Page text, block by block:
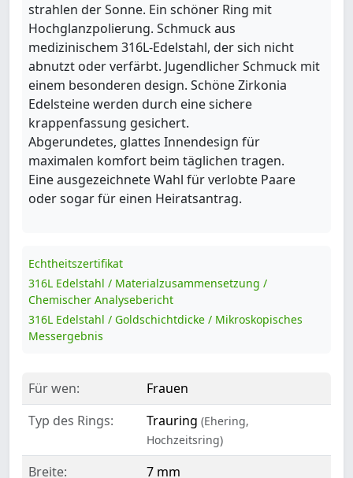
strahlen der Sonne. Ein schöner Ring mit
Hochglanzpolierung. Schmuck aus
medizinischem 316L-Edelstahl, der sich nicht
abnutzt oder verfärbt. Jugendlicher Schmuck mit
einem besonderen design. Schöne Zirkonia
Edelsteine werden durch eine sichere
krappenfassung gesichert.
Abgerundetes, glattes Innendesign für
maximalen komfort beim täglichen tragen.
Eine ausgezeichnete Wahl für verlobte Paare
oder sogar für einen Heiratsantrag.
Echtheitszertifikat
316L Edelstahl / Materialzusammensetzung /
Chemischer Analysebericht
316L Edelstahl / Goldschichtdicke / Mikroskopisches
Messergebnis
Für wen:
Frauen
Typ des Rings:
Trauring (Ehering,
Hochzeitsring)
Breite: 7 mm